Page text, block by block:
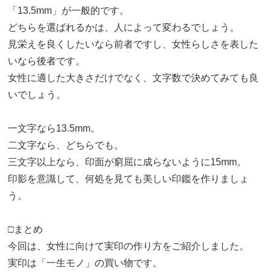
「13.5mm」が一般的です。
どちらを選ばれるかは、人によって変わるでしょう。
見栄えを良くしたいなら前者ですし、女性らしさを表した
いなら後者です。
女性に適した大きさだけでなく、文字数で決めてみても良
いでしょう。
一文字なら13.5mm。
二文字なら、どちらでも。
三文字以上なら、印面が窮屈に成らないように15mm。
印影を意識して、何処を見ても美しい印鑑を作りましょ
う。
□まとめ
今回は、女性に向けて実印の作り方をご紹介しました。
実印は「一生モノ」の買い物です。